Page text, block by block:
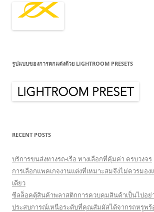
รูปแบบของการตกแต่งด้วย LIGHTROOM PRESETS
RECENT POSTS
บริการขนส่งทางรถ-เรือ ทางเลือกที่คุ้มค่า ครบวงจร
การเลือกแพคเกจงานแต่งที่เหมาะสมจึงไม่ควรมอง
เดียว
ซีลล็อคตู้สินค้าพลาสติกการควบคุมสินค้าเป็นไปอย่
ประสบการณ์เหนือระดับที่คุณสัมผัสได้จากรถหรูพ